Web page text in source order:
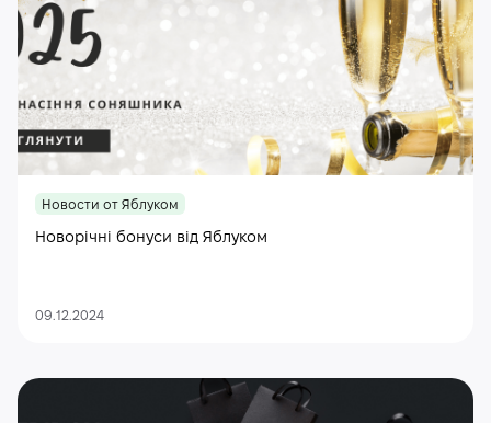
Новости от Яблуком
Новорічні бонуси від Яблуком
09.12.2024